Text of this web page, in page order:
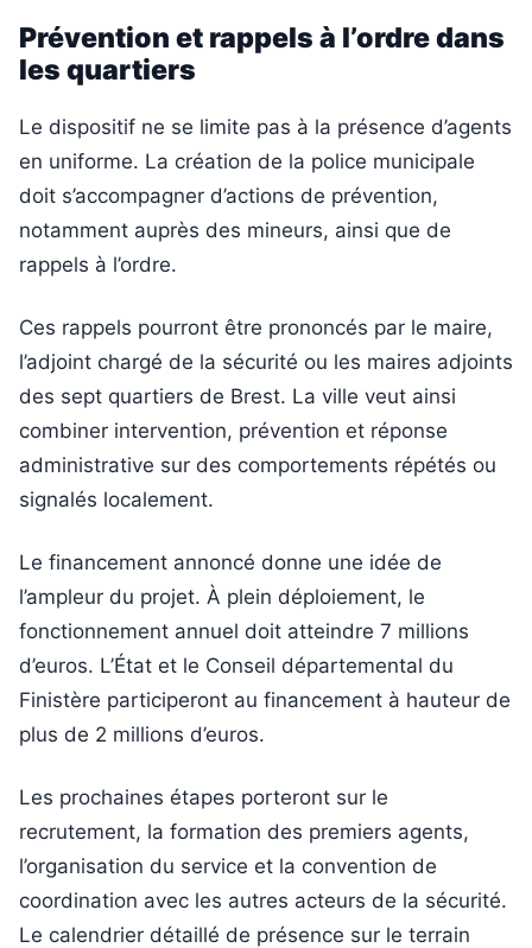
Prévention et rappels à l’ordre dans
les quartiers
Le dispositif ne se limite pas à la présence d’agents
en uniforme. La création de la police municipale
doit s’accompagner d’actions de prévention,
notamment auprès des mineurs, ainsi que de
rappels à l’ordre.
Ces rappels pourront être prononcés par le maire,
l’adjoint chargé de la sécurité ou les maires adjoints
des sept quartiers de Brest. La ville veut ainsi
combiner intervention, prévention et réponse
administrative sur des comportements répétés ou
signalés localement.
Le financement annoncé donne une idée de
l’ampleur du projet. À plein déploiement, le
fonctionnement annuel doit atteindre 7 millions
d’euros. L’État et le Conseil départemental du
Finistère participeront au financement à hauteur de
plus de 2 millions d’euros.
Les prochaines étapes porteront sur le
recrutement, la formation des premiers agents,
l’organisation du service et la convention de
coordination avec les autres acteurs de la sécurité.
Le calendrier détaillé de présence sur le terrain